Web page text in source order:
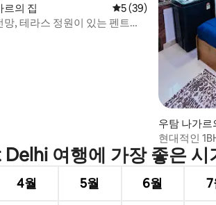
38개
르의 집 평점 5점(5점 만점), 후
5 (39)
망, 테라스 정원이 있는 펜트하
우탐 나가르
현대적인
철까지
여행에 가장 좋은 시
4월 5월 6월 7